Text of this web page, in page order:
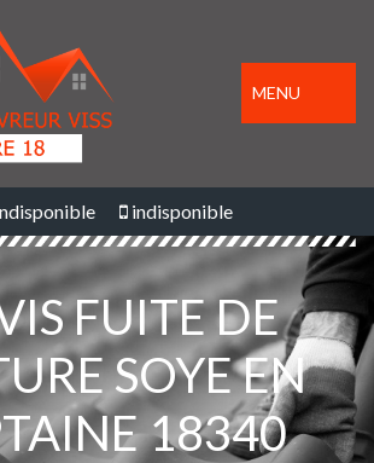
MENU
indisponible
FUITE DE
SOYE EN
18340